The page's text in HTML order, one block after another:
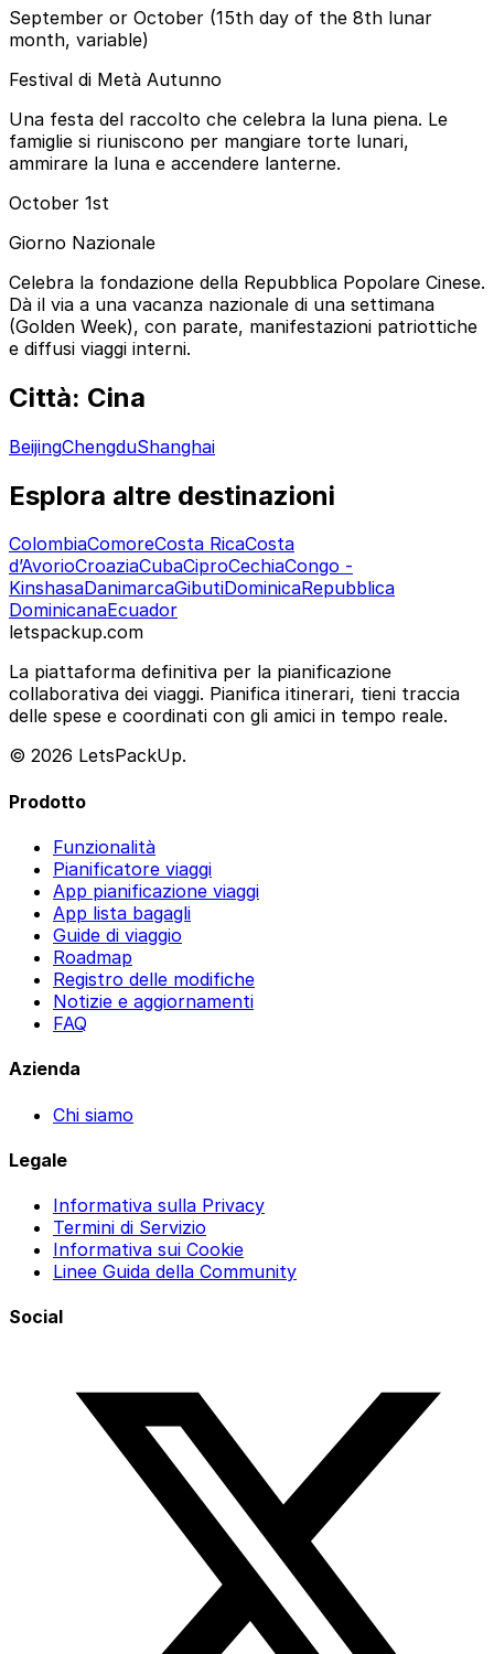
September or October (15th day of the 8th lunar
month, variable)
Festival di Metà Autunno
Una festa del raccolto che celebra la luna piena. Le
famiglie si riuniscono per mangiare torte lunari,
ammirare la luna e accendere lanterne.
October 1st
Giorno Nazionale
Celebra la fondazione della Repubblica Popolare Cinese.
Dà il via a una vacanza nazionale di una settimana
(Golden Week), con parate, manifestazioni patriottiche
e diffusi viaggi interni.
Città: Cina
BeijingChengduShanghai
Esplora altre destinazioni
ColombiaComoreCosta RicaCosta
d’AvorioCroaziaCubaCiproCechiaCongo -
KinshasaDanimarcaGibutiDominicaRepubblica
DominicanaEcuador
letspackup.com
La piattaforma definitiva per la pianificazione
collaborativa dei viaggi. Pianifica itinerari, tieni traccia
delle spese e coordinati con gli amici in tempo reale.
© 2026 LetsPackUp.
Prodotto
Funzionalità
Pianificatore viaggi
App pianificazione viaggi
App lista bagagli
Guide di viaggio
Roadmap
Registro delle modifiche
Notizie e aggiornamenti
FAQ
Azienda
Chi siamo
Legale
Informativa sulla Privacy
Termini di Servizio
Informativa sui Cookie
Linee Guida della Community
Social